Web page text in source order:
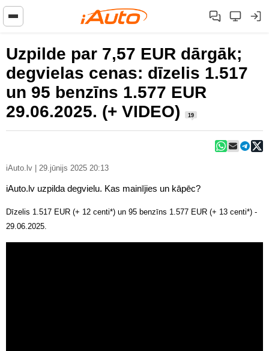
Uzpilde par 7,57 EUR dārgāk;
degvielas cenas: dīzelis 1.517
un 95 benzīns 1.577 EUR
29.06.2025. (+ VIDEO)
19
iAuto.lv | 29.jūnijs 2025 20:13
iAuto.lv uzpilda degvielu. Kas mainījies un kāpēc?
Dīzelis 1.517 EUR (+ 12 centi*) un 95 benzīns 1.577 EUR (+ 13 centi*) -
29.06.2025.